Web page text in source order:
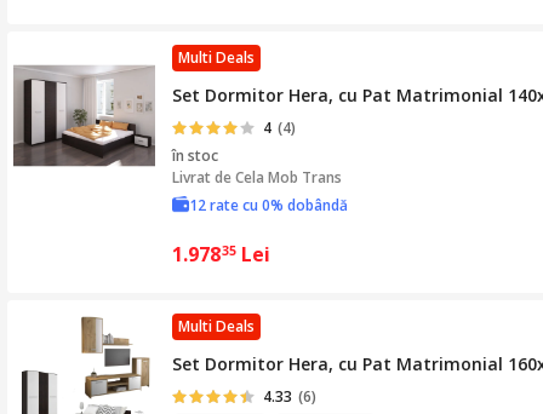
Multi Deals
Set Dormitor Hera, cu Pat Matrimonial
4 (4)
în stoc
Livrat deCela Mob Trans
12 rate cu 0% dobândă
1.97835 Lei
Multi Deals
Set Dormitor Hera, cu Pat Matrimonial
4.33 (6)